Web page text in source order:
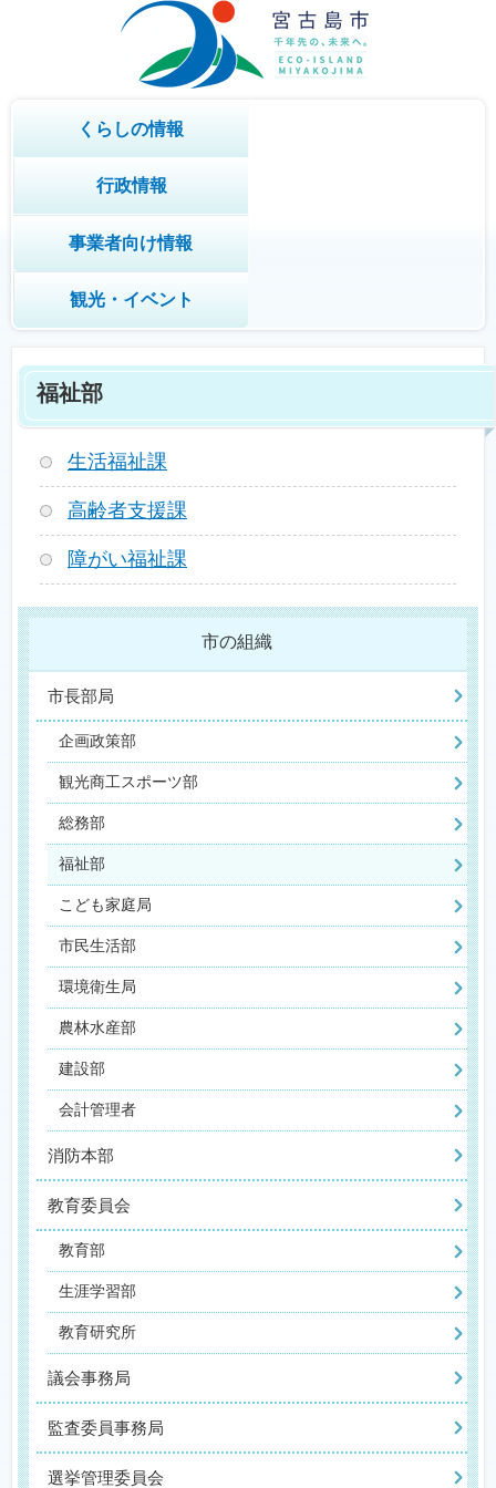
くらしの情報
行政情報
事業者向け情報
観光・イベント
福祉部
生活福祉課
高齢者支援課
障がい福祉課
市の組織
市長部局
企画政策部
観光商工スポーツ部
総務部
福祉部
こども家庭局
市民生活部
環境衛生局
農林水産部
建設部
会計管理者
消防本部
教育委員会
教育部
生涯学習部
教育研究所
議会事務局
監査委員事務局
選挙管理委員会